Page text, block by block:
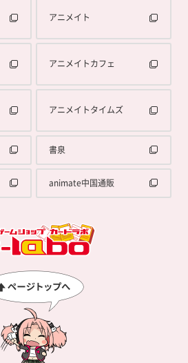
アニメイト
アニメイトカフェ
アニメイトタイムズ
書泉
animate中国通販